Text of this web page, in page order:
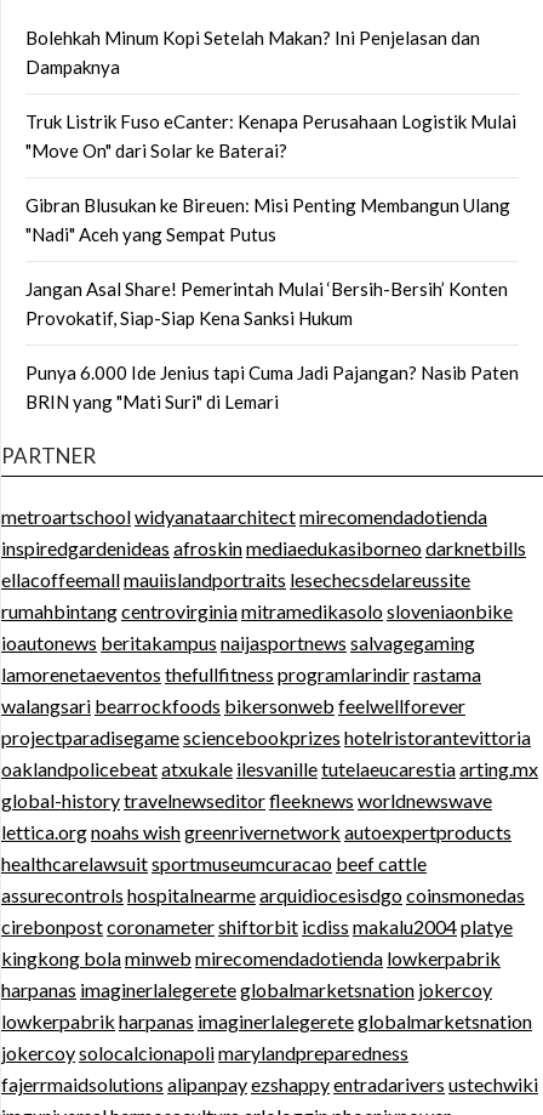
Bolehkah Minum Kopi Setelah Makan? Ini Penjelasan dan
Dampaknya
Truk Listrik Fuso eCanter: Kenapa Perusahaan Logistik Mulai
"Move On" dari Solar ke Baterai?
Gibran Blusukan ke Bireuen: Misi Penting Membangun Ulang
"Nadi" Aceh yang Sempat Putus
Jangan Asal Share! Pemerintah Mulai ‘Bersih-Bersih’ Konten
Provokatif, Siap-Siap Kena Sanksi Hukum
Punya 6.000 Ide Jenius tapi Cuma Jadi Pajangan? Nasib Paten
BRIN yang "Mati Suri" di Lemari
PARTNER
metroartschoolwidyanataarchitectmirecomendadotienda
inspiredgardenideas afroskinmediaedukasiborneodarknetbills
ellacoffeemallmauiislandportraits lesechecsdelareussite
rumahbintangcentrovirginiamitramedikasolosloveniaonbike
ioautonews beritakampus naijasportnews salvagegaming
lamorenetaeventos thefullfitness programlarindirrastama
walangsari bearrockfoods bikersonweb feelwellforever
projectparadisegamesciencebookprizes hotelristorantevittoria
oaklandpolicebeatatxukale ilesvanilletutelaeucarestiaarting.mx
global-historytravelnewseditorfleeknews worldnewswave
lettica.orgnoahs wishgreenrivernetwork autoexpertproducts
healthcarelawsuitsportmuseumcuracao beef cattle
assurecontrols hospitalnearmearquidiocesisdgocoinsmonedas
cirebonpostcoronametershiftorbit icdiss makalu2004platye
kingkong bolaminweb mirecomendadotienda lowkerpabrik
harpanas imaginerlalegereteglobalmarketsnation jokercoy
lowkerpabrik harpanas imaginerlalegereteglobalmarketsnation
jokercoysolocalcionapolimarylandpreparedness
fajerrmaidsolutions alipanpayezshappyentradarivers ustechwiki